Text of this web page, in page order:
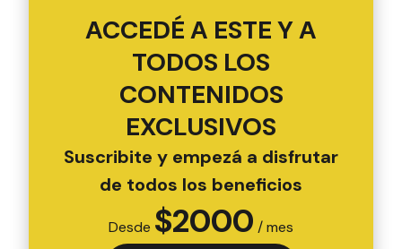
ACCEDÉ A ESTE Y A
TODOS LOS
CONTENIDOS
EXCLUSIVOS
Suscribite y empezá a disfrutar
de todos los beneficios
Desde $2000 / mes